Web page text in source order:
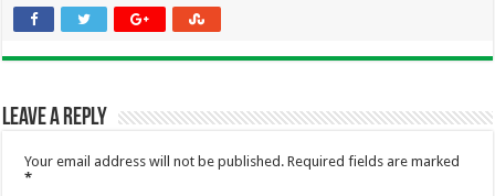
Leave a Reply
Your email address will not be published. Required fields are marked
*